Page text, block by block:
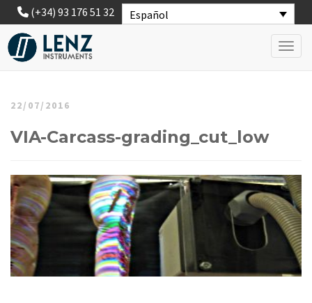
Español
(+34) 93 176 51 32
22/07/2016
VIA-Carcass-grading_cut_low